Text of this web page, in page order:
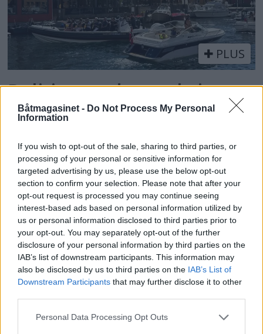
Båtmagasinet - Do Not Process My Personal
Information
If you wish to opt-out of the sale, sharing to third parties, or
processing of your personal or sensitive information for
targeted advertising by us, please use the below opt-out
section to confirm your selection. Please note that after your
opt-out request is processed you may continue seeing
interest-based ads based on personal information utilized by
us or personal information disclosed to third parties prior to
your opt-out. You may separately opt-out of the further
disclosure of your personal information by third parties on the
IAB’s list of downstream participants. This information may
also be disclosed by us to third parties on the IAB’s List of
Downstream Participants that may further disclose it to other
Personal Data Processing Opt Outs
PLUS
Politiet med storaksjon -
flere anmeldt
– Skal til Risør